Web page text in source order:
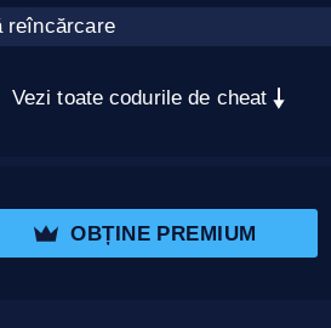
reîncărcare
Vezi toate codurile de cheat
OBȚINE PREMIUM